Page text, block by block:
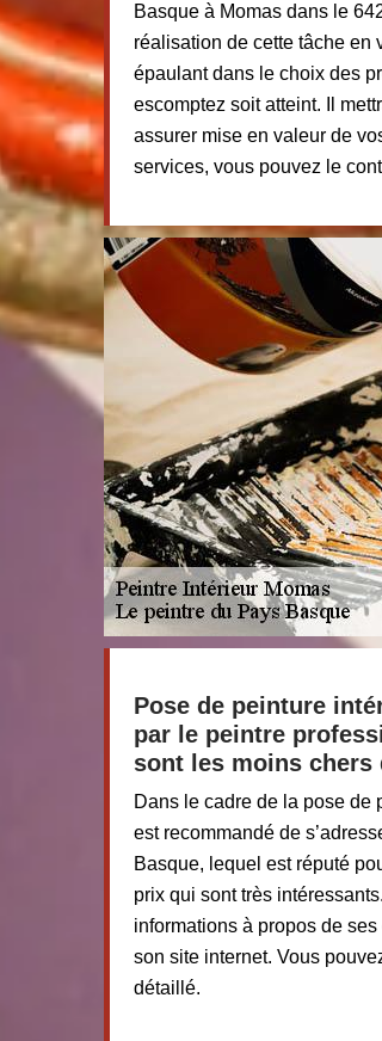
Basque à Momas dans le
réalisation de cette tâche en
épaulant dans le choix des
escomptez soit atteint. Il
assurer mise en valeur de
services, vous pouvez le
Pose de peinture
par le peintre
sont les moins chers
Dans le cadre de la pose de
est recommandé de
Basque, lequel est réputé
prix qui sont très
informations à propos de
son site internet. Vous
détaillé.